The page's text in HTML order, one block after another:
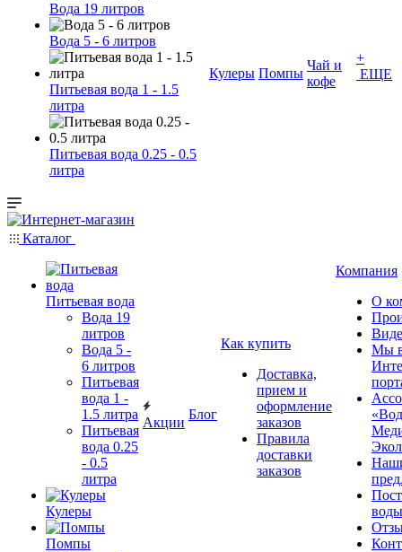
Вода 19 литров
Вода 5 - 6 литров
Питьевая вода 1 - 1.5
литра
Питьевая вода 0.25 - 0.5
литра
Кулеры Помпы
Чай и
кофе
+
ЕЩЕ
Каталог
Питьевая вода
Вода 19
литров
Вода 5 -
6 литров
Питьевая
вода 1 -
1.5 литра
Питьевая
вода 0.25
- 0.5
литра
Кулеры
Помпы
Акции
Блог
Как купить
Доставка,
прием и
оформление
заказов
Правила
доставки
заказов
Компания
О
Мы